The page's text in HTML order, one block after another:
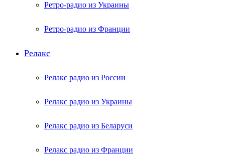
Ретро-радио из Украины
Ретро-радио из Франции
Релакс
Релакс радио из России
Релакс радио из Украины
Релакс радио из Беларуси
Релакс радио из Франции